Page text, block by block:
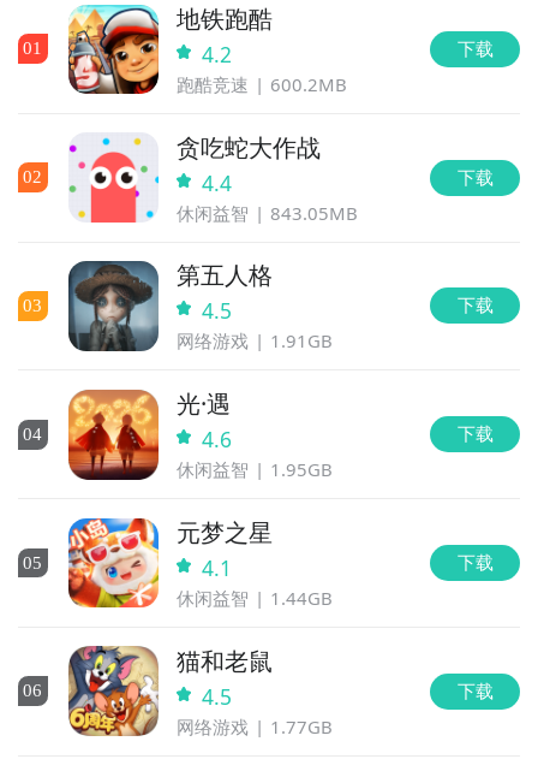
01
地铁跑酷
4.2
跑酷竞速 600.2MB
下载
02
贪吃蛇大作战
4.4
休闲益智 843.05MB
下载
03
第五人格
4.5
网络游戏 1.91GB
下载
04
光·遇
4.6
休闲益智 1.95GB
下载
05
元梦之星
4.1
休闲益智 1.44GB
下载
06
猫和老鼠
4.5
网络游戏 1.77GB
下载